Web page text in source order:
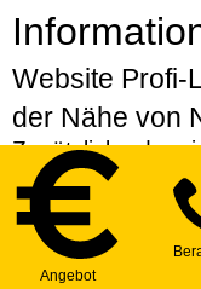
Website Profi-
der Nähe von
Zusätzlich oder
Strategiepaket
|
Strategie für Ihre
Express-Service|